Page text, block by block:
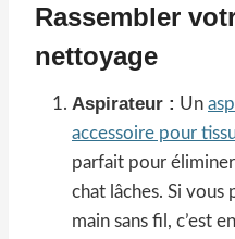
Rassembler
nettoyage
Aspirateur : Un
accessoire pour
parfait pour
chat lâches. Si vous
main sans fil, c’est